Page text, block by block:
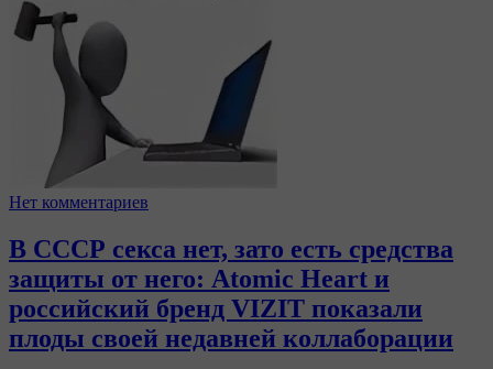
Нет комментариев
В СССР секса нет, зато есть средства
защиты от него: Atomic Heart и
российский бренд VIZIT показали
плоды своей недавней коллаборации